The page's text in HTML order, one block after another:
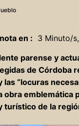
en : 3 Minuto/
parense y
de Córdoba
las “locuras
obra emblemática
turístico de la